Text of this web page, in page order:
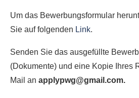
Um das Bewerbungsformular
Sie auf folgenden Link.
Senden Sie das ausgefüllte
(Dokumente) und eine Kopie Ihres
Mail an applypwg@gmail.com.